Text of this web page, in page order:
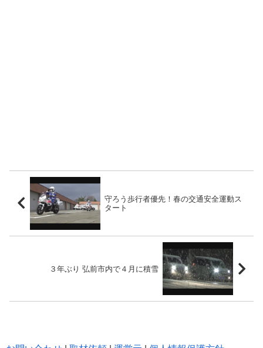
守ろう歩行者優先！春の交通安全運動ス
タート
３年ぶり 弘前市内で４月に積雪